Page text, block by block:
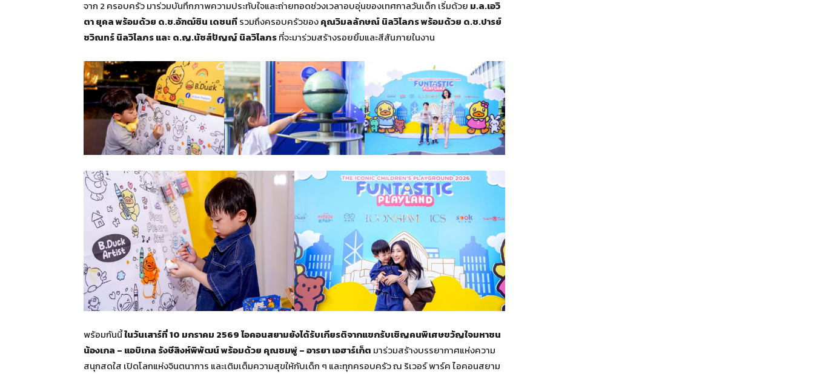
จาก 2 ครอบครัว มาร่วมบันทึกภาพความประทับใจและถ่ายทอดช่วงเวลาอบอุ่นของเทศกาลวันเด็ก เริ่มด้วย ม.ล.เอวิ
ตา ยุคล พร้อมด้วย ด.ช.อัฑฒ์ชิน เดชนทีรวมถึงครอบครัวของคุณวิมลลักษณ์ นิลวิไลภร พร้อมด้วย ด.ช.ปารย์
ชวิณทร์ นิลวิไลภร และ ด.ญ.นัชส์ปัญญ์ นิลวิไลภรที่จะมาร่วมสร้างรอยยิ้มและสีสันภายในงาน
พร้อมกันนี้ในวันเสาร์ที่ 10 มกราคม 2569 ไอคอนสยามยังได้รับเกียรติจากแขกรับเชิญคนพิเศษขวัญใจมหาชน
น้องเกล – แอบิเกล รังษีสิงห์พิพัฒน์ พร้อมด้วย คุณชมพู่ – อารยา เอฮาร์เก็ต มาร่วมสร้างบรรยากาศแห่งความ
สนุกสดใส เปิดโลกแห่งจินตนาการ และเติมเต็มความสุขให้กับเด็ก ๆ และทุกครอบครัว ณ ริเวอร์ พาร์ค ไอคอนสยาม